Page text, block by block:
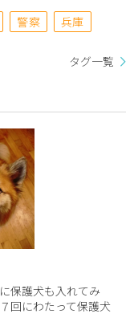
警察 兵庫
タグ一覧
保護犬も入れてみ
回にわたって保護犬